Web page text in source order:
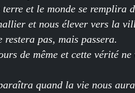
et le monde se remplira
et nous élever vers la
pas, mais passera.
de même et cette vérité
quand la vie nous